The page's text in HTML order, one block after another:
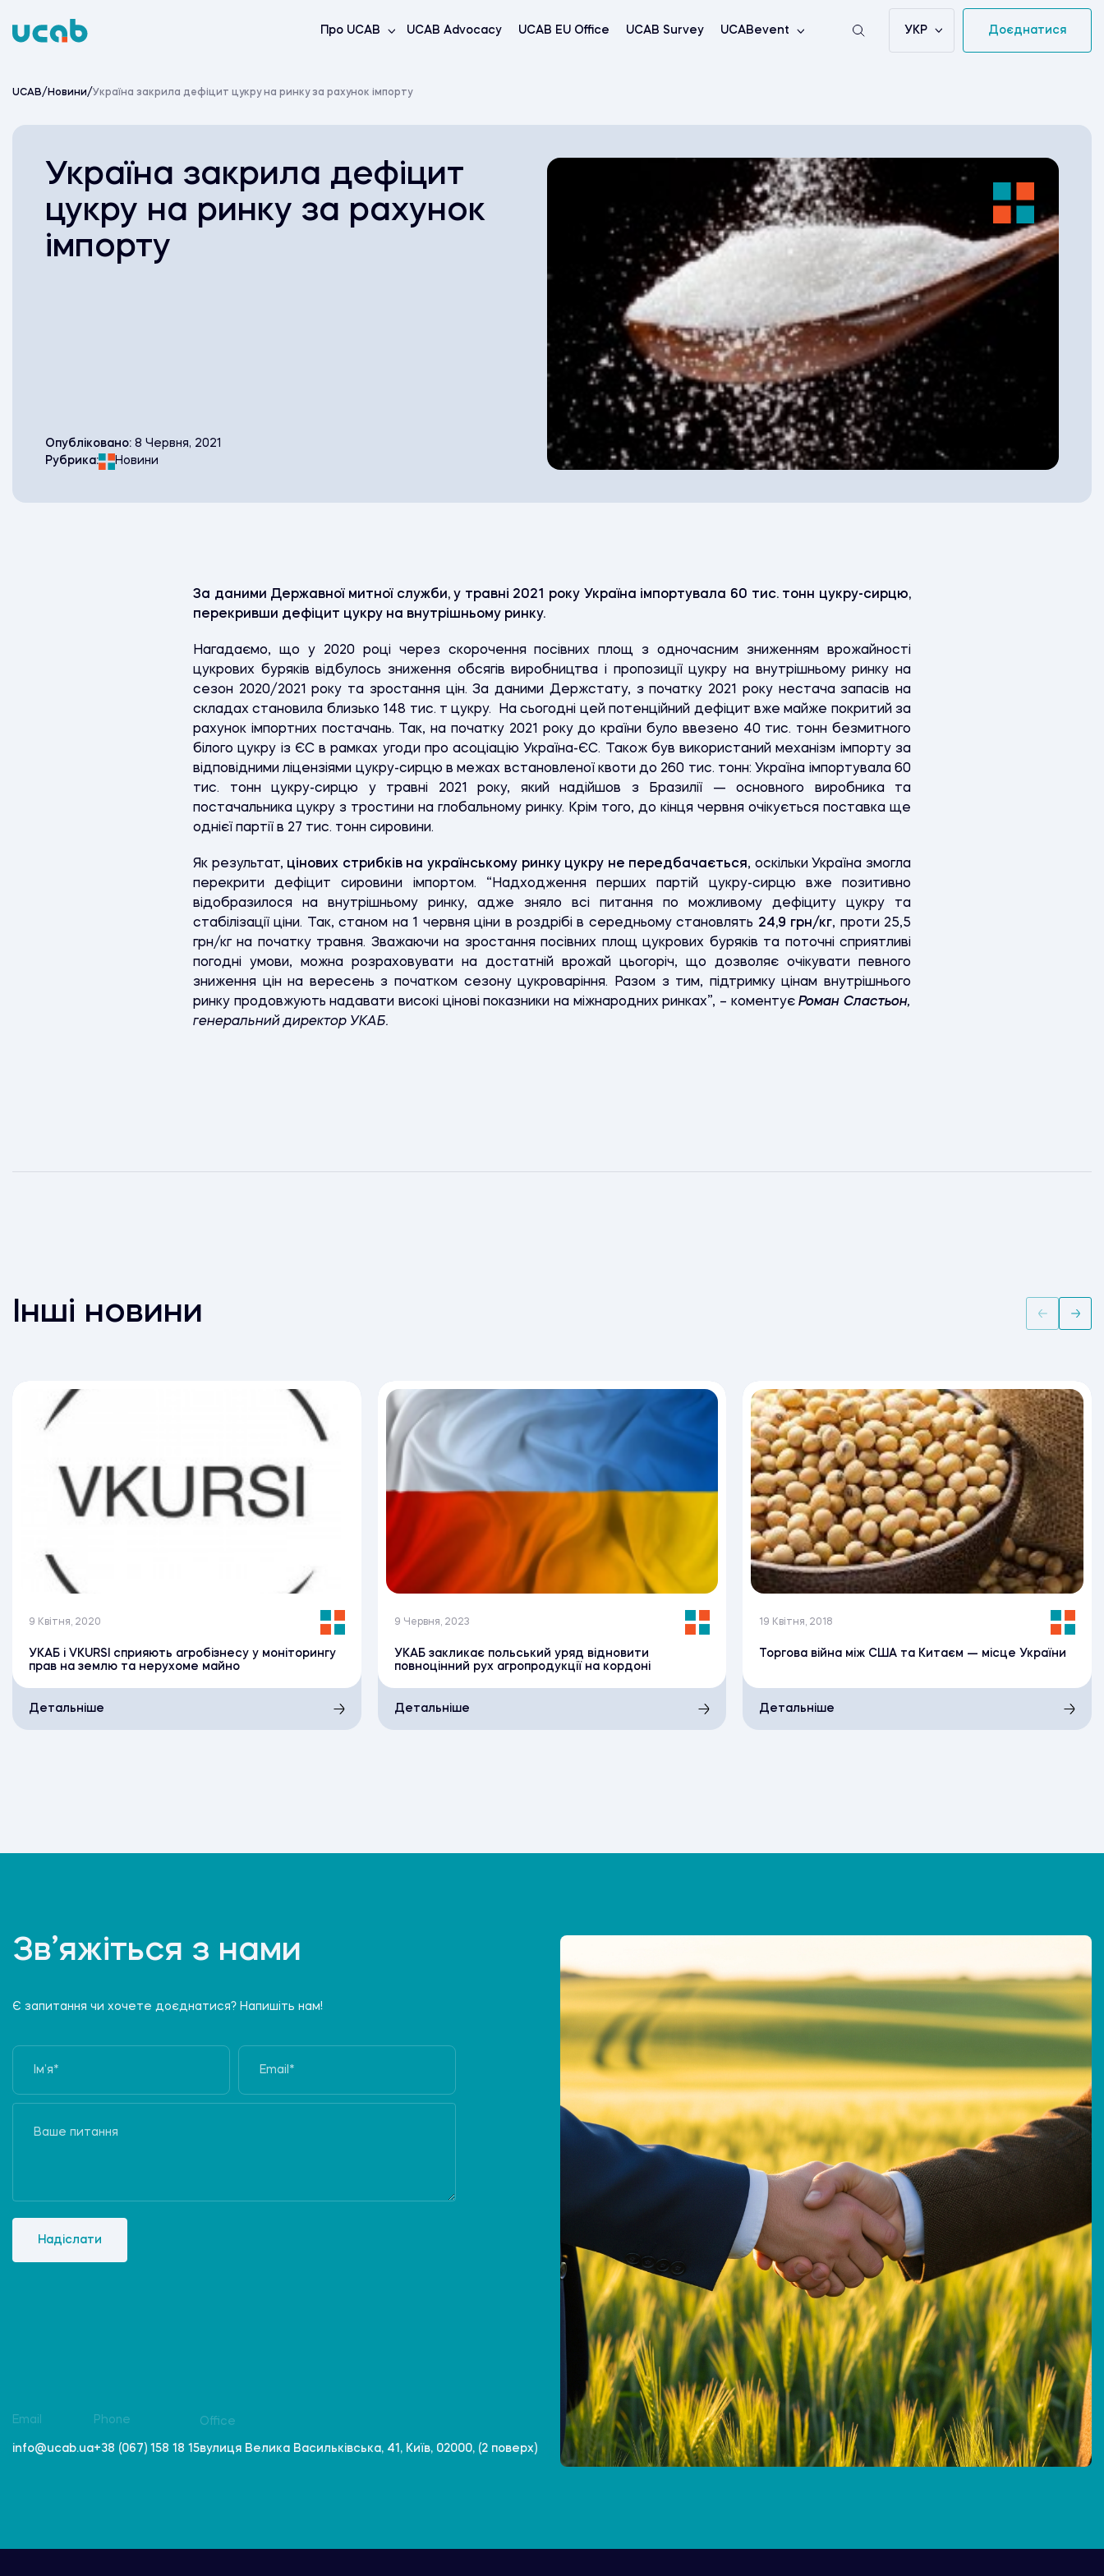
to
Про UCAB UCAB Advocacy UCAB EU Office UCAB Survey UCABevent УКР Доєднатися
UCAB/ Новини/Україна закрила дефіцит цукру на ринку за рахунок імпорту
Україна закрила дефіцит
цукру на ринку за рахунок
імпорту
Опубліковано: 8 Червня, 2021
Рубрика:
Новини
За даними Державної митної служби, у травні 2021 року Україна імпортувала 60 тис. тонн цукру-сирцю,
перекривши дефіцит цукру на внутрішньому ринку.
Нагадаємо, що у 2020 році через скорочення посівних площ з одночасним зниженням врожайності
цукрових буряків відбулось зниження обсягів виробництва і пропозиції цукру на внутрішньому ринку на
сезон 2020/2021 року та зростання цін. За даними Держстату, з початку 2021 року нестача запасів на
складах становила близько 148 тис. т цукру. На сьогодні цей потенційний дефіцит вже майже покритий за
рахунок імпортних постачань. Так, на початку 2021 року до країни було ввезено 40 тис. тонн безмитного
білого цукру із ЄС в рамках угоди про асоціацію Україна-ЄС. Також був використаний механізм імпорту за
відповідними ліцензіями цукру-сирцю в межах встановленої квоти до 260 тис. тонн: Україна імпортувала 60
тис. тонн цукру-сирцю у травні 2021 року, який надійшов з Бразилії — основного виробника та
постачальника цукру з тростини на глобальному ринку. Крім того, до кінця червня очікується поставка ще
однієї партії в 27 тис. тонн сировини.
Як результат, цінових стрибків на українському ринку цукру не передбачається, оскільки Україна змогла
перекрити дефіцит сировини імпортом. “Надходження перших партій цукру-сирцю вже позитивно
відобразилося на внутрішньому ринку, адже зняло всі питання по можливому дефіциту цукру та
стабілізації ціни. Так, станом на 1 червня ціни в роздрібі в середньому становлять 24,9 грн/кг, проти 25,5
грн/кг на початку травня. Зважаючи на зростання посівних площ цукрових буряків та поточні сприятливі
погодні умови, можна розраховувати на достатній врожай цьогоріч, що дозволяє очікувати певного
зниження цін на вересень з початком сезону цукроваріння. Разом з тим, підтримку цінам внутрішнього
ринку продовжують надавати високі цінові показники на міжнародних ринках”, – коментуєРоман Сластьон,
генеральний директор УКАБ.
Інші новини
9 Квітня, 2020
УКАБ і VKURSI сприяють агробізнесу у моніторингу
прав на землю та нерухоме майно
Детальніше
9 Червня, 2023
УКАБ закликає польський уряд відновити
повноцінний рух агропродукції на кордоні
Детальніше
19 Квітня, 2018
Торгова війна між США та Китаєм — місце України
Детальніше
Зв’яжіться з нами
Є запитання чи хочете доєднатися? Напишіть нам!
Надіслати
Email
info@ucab.ua
Phone
+38 (067) 158 18 15
Office
вулиця Велика Васильківська, 41, Київ, 02000, (2 поверх)